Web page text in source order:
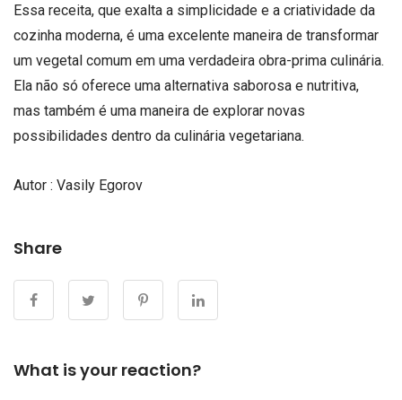
Essa receita, que exalta a simplicidade e a criatividade da
cozinha moderna, é uma excelente maneira de transformar
um vegetal comum em uma verdadeira obra-prima culinária.
Ela não só oferece uma alternativa saborosa e nutritiva,
mas também é uma maneira de explorar novas
possibilidades dentro da culinária vegetariana.
Autor : Vasily Egorov
Share
What is your reaction?